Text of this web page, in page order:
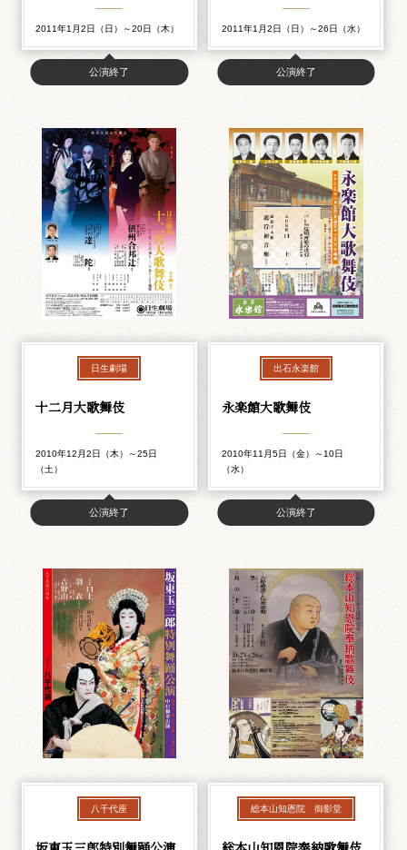
2011年1月2日（日）～20日（木）
公演終了
2011年1月2日（日）～26日（水）
公演終了
日生劇場
十二月大歌舞伎
2010年12月2日（木）～25日
（土）
公演終了
出石永楽館
永楽館大歌舞伎
2010年11月5日（金）～10日
（水）
公演終了
八千代座 総本山知恩院 御影堂